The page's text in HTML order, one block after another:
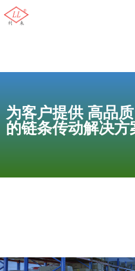
为客户提供 高品
的链条传动解决方